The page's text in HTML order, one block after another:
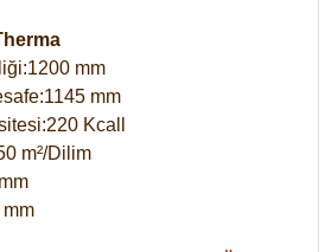
mm
mm
Kcall
m²/Dilim